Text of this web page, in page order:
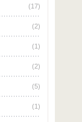
(17)
(2)
(1)
(2)
(5)
(1)